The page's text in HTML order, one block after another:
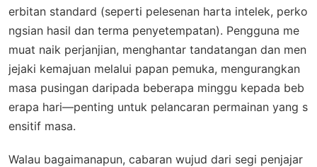
erbitan standard (seperti pelesenan harta intelek, perko
ngsian hasil dan terma penyetempatan). Pengguna me
muat naik perjanjian, menghantar tandatangan dan men
jejaki kemajuan melalui papan pemuka, mengurangkan
masa pusingan daripada beberapa minggu kepada beb
erapa hari—penting untuk pelancaran permainan yang s
ensitif masa.
Walau bagaimanapun, cabaran wujud dari segi penjajar